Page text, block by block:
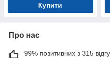
Купити
Про нас
99% позитивних з 315